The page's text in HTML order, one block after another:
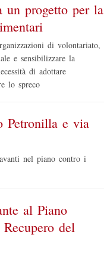
un progetto per la
di volontariato,
e sensibilizzare la
di adottare
lo spreco
Petronilla e via
nel piano contro i
al Piano
del